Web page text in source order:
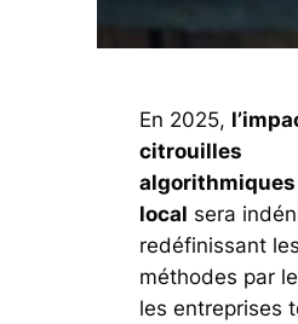
En 2025,
citrouilles
algorithmiques
local sera
redéfinissant les
méthodes par
les entreprises